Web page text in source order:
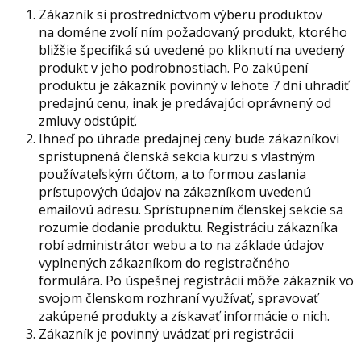
Zákazník si prostredníctvom výberu produktov
na doméne zvolí ním požadovaný produkt, ktorého
bližšie špecifiká sú uvedené po kliknutí na uvedený
produkt v jeho podrobnostiach. Po zakúpení
produktu je zákazník povinný v lehote 7 dní uhradiť
predajnú cenu, inak je predávajúci oprávnený od
zmluvy odstúpiť.
Ihneď po úhrade predajnej ceny bude zákazníkovi
sprístupnená členská sekcia kurzu s vlastným
používateľským účtom, a to formou zaslania
prístupových údajov na zákazníkom uvedenú
emailovú adresu. Sprístupnením členskej sekcie sa
rozumie dodanie produktu. Registráciu zákazníka
robí administrátor webu a to na základe údajov
vyplnených zákazníkom do registračného
formulára. Po úspešnej registrácii môže zákazník vo
svojom členskom rozhraní využívať, spravovať
zakúpené produkty a získavať informácie o nich.
Zákazník je povinný uvádzať pri registrácii